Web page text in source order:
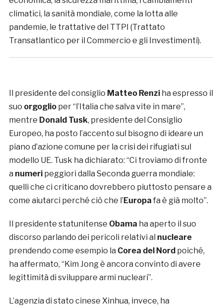
climatici, la sanità mondiale, come la lotta alle
pandemie, le trattative del TTPI (Trattato
Transatlantico per il Commercio e gli Investimenti).
Il presidente del consiglio Matteo Renziha espresso il
suo orgoglioper “l’Italia che salva vite in mare”,
mentre Donald Tusk, presidente del Consiglio
Europeo, ha posto l’accento sul bisogno di ideare un
piano d’azione comune per la crisi dei rifugiati sul
modello UE. Tusk ha dichiarato: “Ci troviamo di fronte
a numeripeggiori dalla Seconda guerra mondiale:
quelli che ci criticano dovrebbero piuttosto pensare a
come aiutarci perché ciò che l’Europa fa è già molto”.
Il presidente statunitense Obama ha aperto il suo
discorso parlando dei pericoli relativi al nucleare
prendendo come esempio la Corea del Nord poiché,
ha affermato, “Kim Jong è ancora convinto di avere
legittimità di sviluppare armi nucleari”.
L’agenzia di stato cinese Xinhua, invece, ha